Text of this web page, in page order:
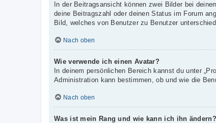
In der Beitragsansicht können zwei Bilder bei
deine Beitragszahl oder deinen Status im Forum
Bild, welches von Benutzer zu Benutzer
Nach oben
Wie verwende ich einen Avatar?
In deinem persönlichen Bereich kannst du unter
Administration kann bestimmen, ob und wie die
Nach oben
Was ist mein Rang und wie kann ich ihn ändern?